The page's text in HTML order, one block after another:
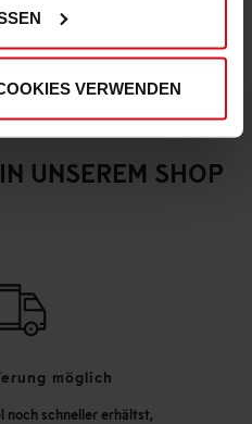
VERWENDEN
UNSEREM SHOP
möglich
noch schneller erhältst,